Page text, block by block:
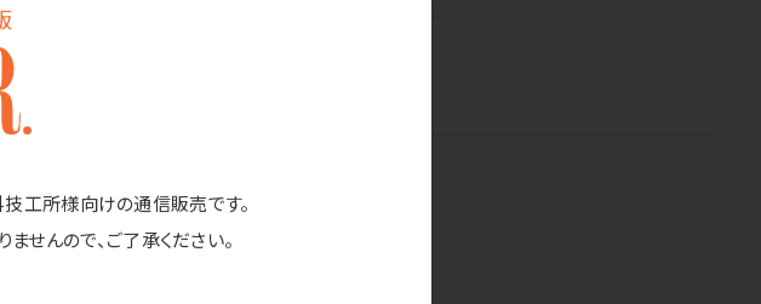
技工所様向けの通信販売です。
せんので、ご了承ください。